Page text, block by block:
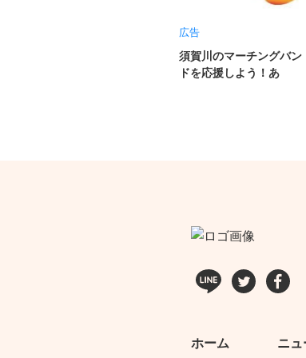
広告
須賀川のマーチングバン
ドを応援しよう！あ
ホーム ニ